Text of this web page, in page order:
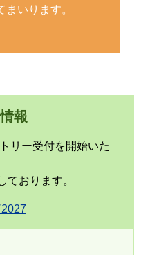
いります。
報
リー受付を開始いた
ております。